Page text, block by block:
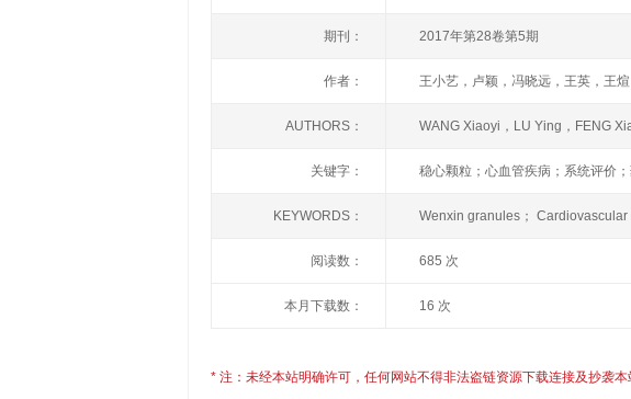
期刊： 2017年第28卷第5期
作者： 王小艺，卢颖，冯晓远，王英，王
AUTHORS： WANG Xiaoyi，LU Ying，FENG
关键字： 稳心颗粒；心血管疾病；系统评价
KEYWORDS： Wenxin granules；
阅读数： 685 次
本月下载数： 16 次
* 注：未经本站明确许可，任何网站不得非法盗链资源下载连接及抄袭